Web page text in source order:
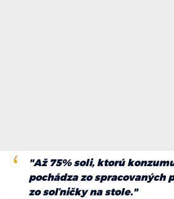
"Až 75% soli, ktorú
pochádza zo spracovaných
zo soľničky na stole."